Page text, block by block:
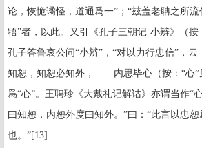
论，恢恑谲怪，道通爲一”；“玆盖老聃之所
牾”者，以此。又引《孔子三朝记·小辨》（按
孔子答鲁哀公问“小辨”，“对以力行忠信”，
知恕，知恕必知外，……内思毕心（按：“心”
爲“心”。王聘珍《大戴礼记解诂》亦谓当作“
曰知恕，内恕外度曰知外。”曰：“此言以忠
也。”[13]